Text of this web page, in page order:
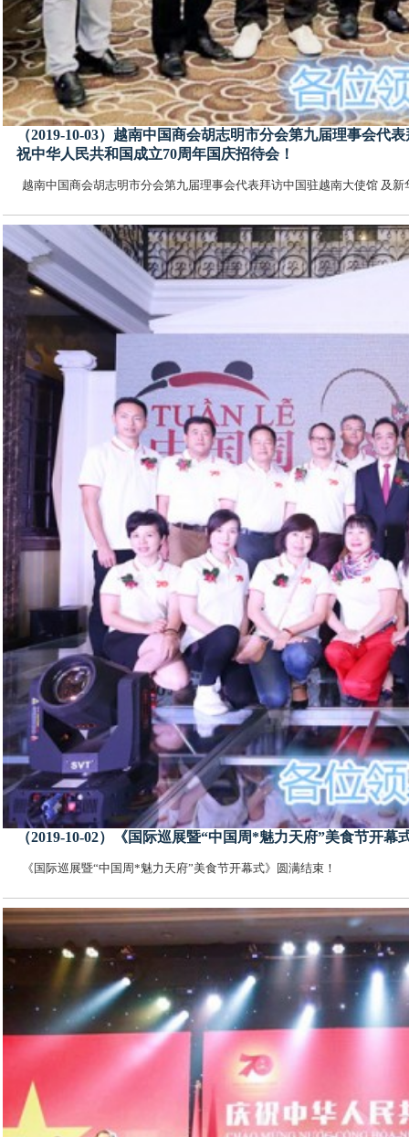
（2019-10-03）越南中国商会胡志明市分会第九届理事会
祝中华人民共和国成立70周年国庆招待会！
越南中国商会胡志明市分会第九届理事会代表拜访中国驻越南大使馆 及
（2019-10-02）《国际巡展暨“中国周*魅力天府”美食节开幕
《国际巡展暨“中国周*魅力天府”美食节开幕式》圆满结束！